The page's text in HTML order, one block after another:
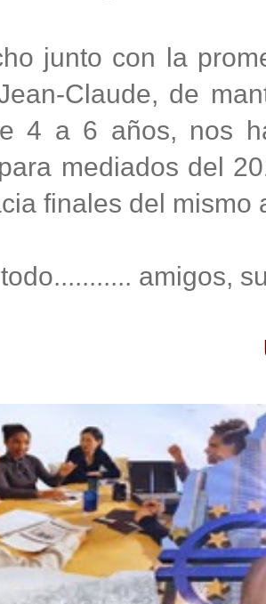
junto con la
Claude, de
4 a 6 años, nos
mediados del
finales del mismo
amigos,